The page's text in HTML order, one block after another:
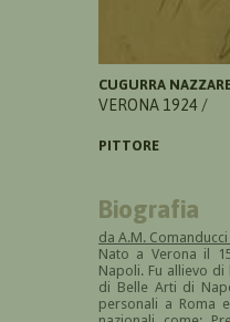
CUGURRA
VERONA 1924 /
PITTORE
Biografia
da A.M.
Nato a Verona il
Napoli. Fu allievo di
di Belle Arti di
personali a Roma